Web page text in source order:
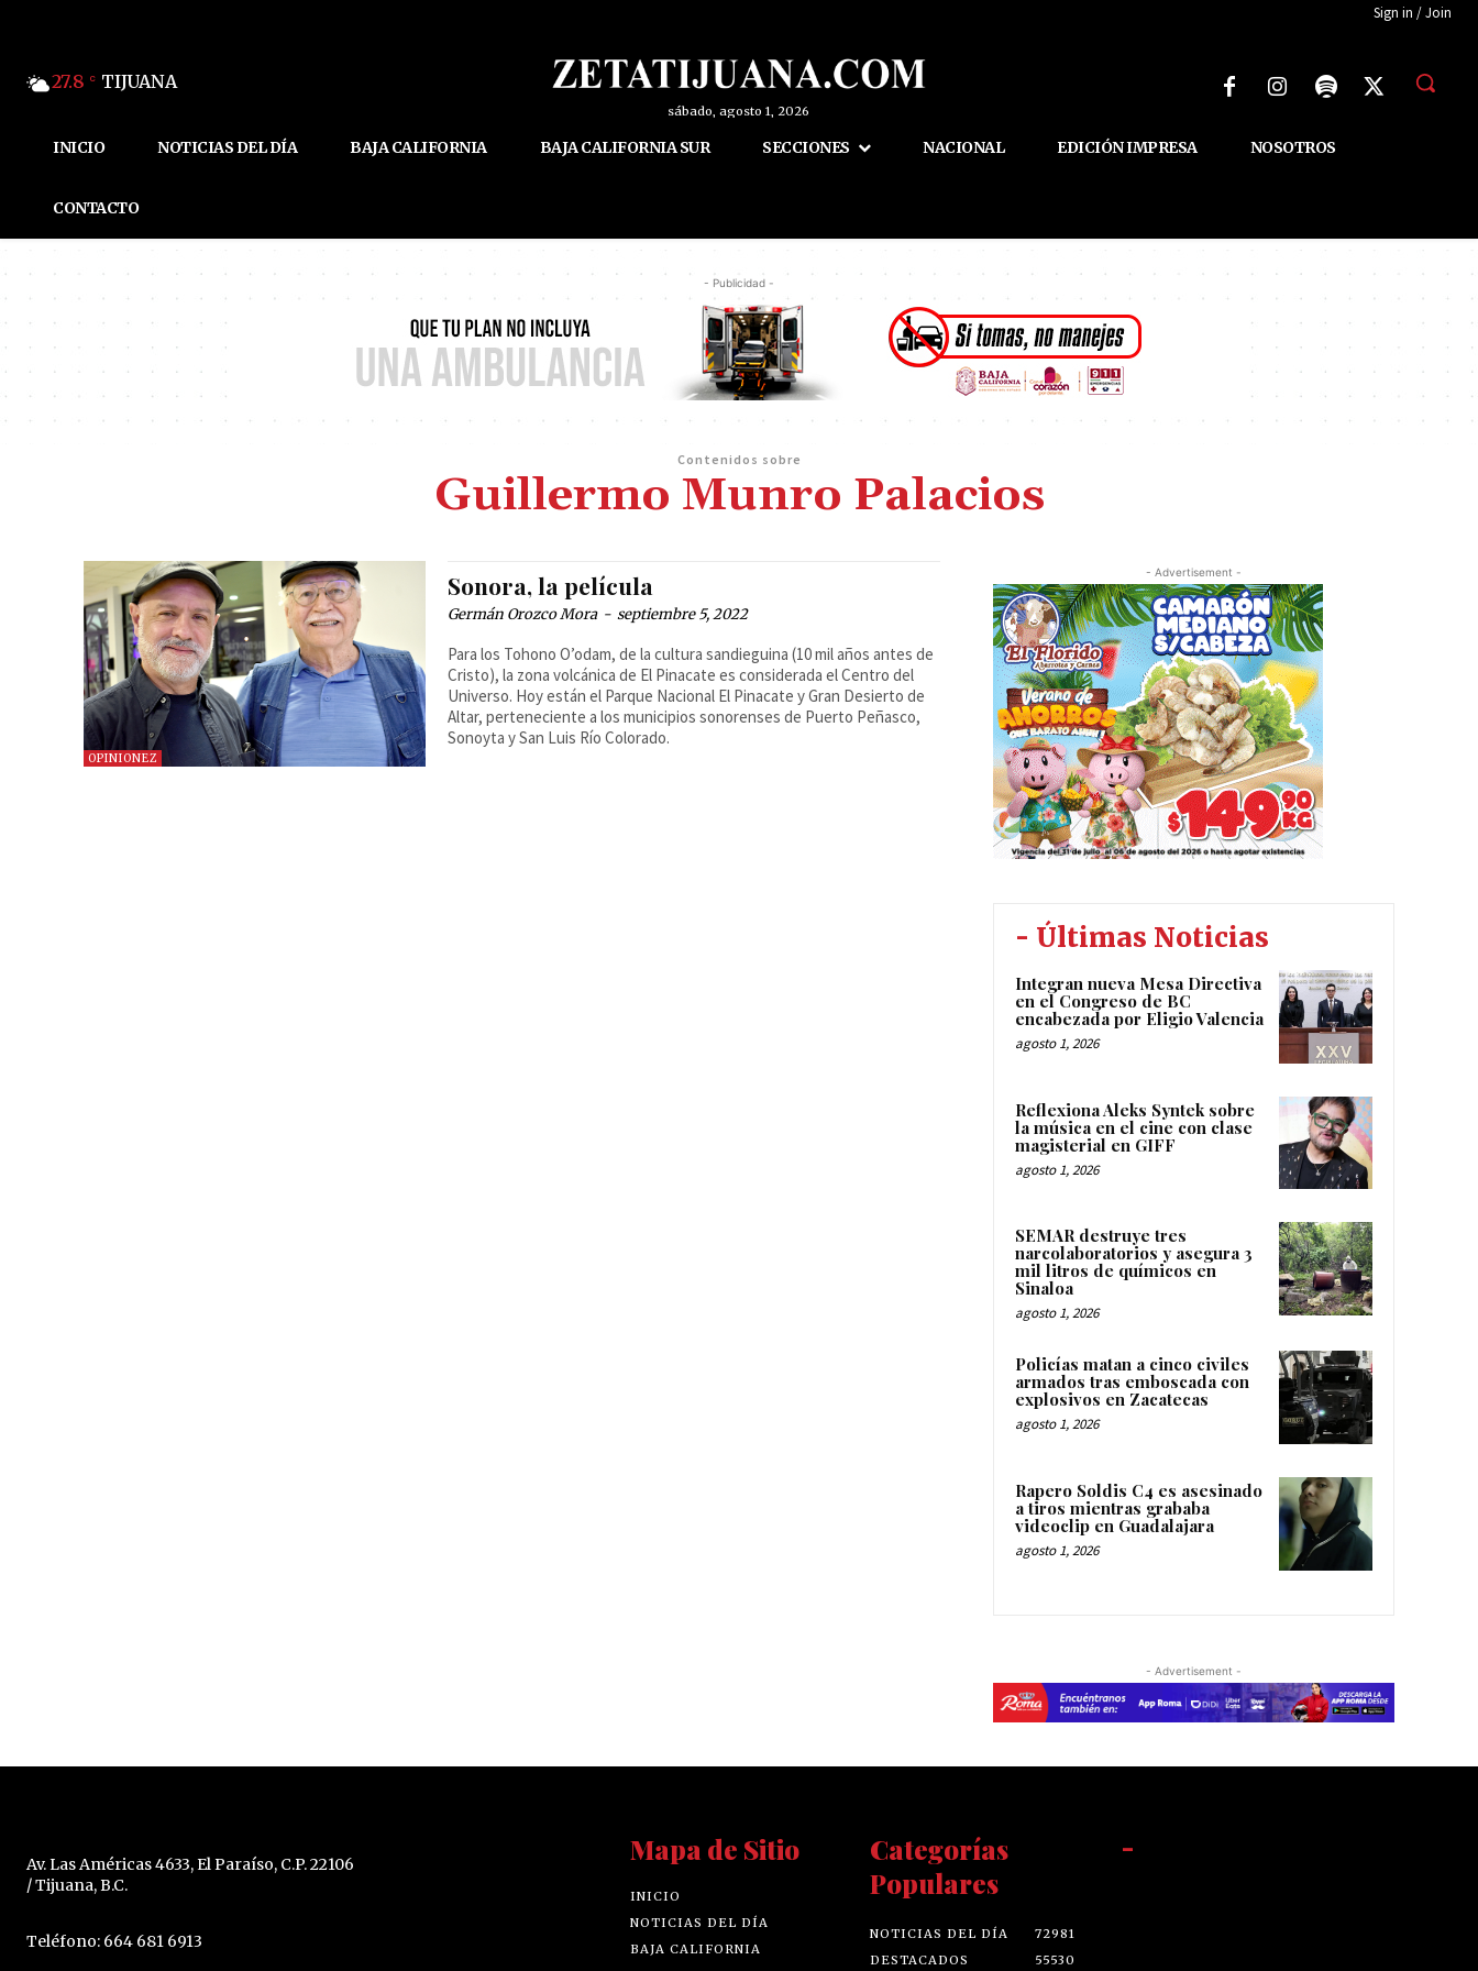
Sign in / Join
27.8 C TIJUANA
sábado, agosto 1, 2026
INICIO NOTICIAS DEL DÍA BAJA CALIFORNIA BAJA CALIFORNIA SUR SECCIONES NACIONAL EDICIÓN IMPRESA NOSOTROS
CONTACTO
- Publicidad -
Contenidos sobre
Guillermo Munro Palacios
OPINIONEZ
Sonora, la película
Germán Orozco Mora - septiembre 5, 2022
Para los Tohono O’odam, de la cultura sandieguina (10 mil años antes de
Cristo), la zona volcánica de El Pinacate es considerada el Centro del
Universo. Hoy están el Parque Nacional El Pinacate y Gran Desierto de
Altar, perteneciente a los municipios sonorenses de Puerto Peñasco,
Sonoyta y San Luis Río Colorado.
- Advertisement -
- Últimas Noticias
Integran nueva Mesa Directiva
en el Congreso de BC
encabezada por Eligio Valencia
agosto 1, 2026
Reflexiona Aleks Syntek sobre
la música en el cine con clase
magisterial en GIFF
agosto 1, 2026
SEMAR destruye tres
narcolaboratorios y asegura 3
mil litros de químicos en
Sinaloa
agosto 1, 2026
Policías matan a cinco civiles
armados tras emboscada con
explosivos en Zacatecas
agosto 1, 2026
Rapero Soldis C4 es asesinado
a tiros mientras grababa
videoclip en Guadalajara
agosto 1, 2026
- Advertisement -
Av. Las Américas 4633, El Paraíso, C.P. 22106
/ Tijuana, B.C.
Teléfono: 664 681 6913
Mapa de Sitio
INICIO
NOTICIAS DEL DÍA
BAJA CALIFORNIA
Categorías
Populares
NOTICIAS DEL DÍA
72981
DESTACADOS
55530
-